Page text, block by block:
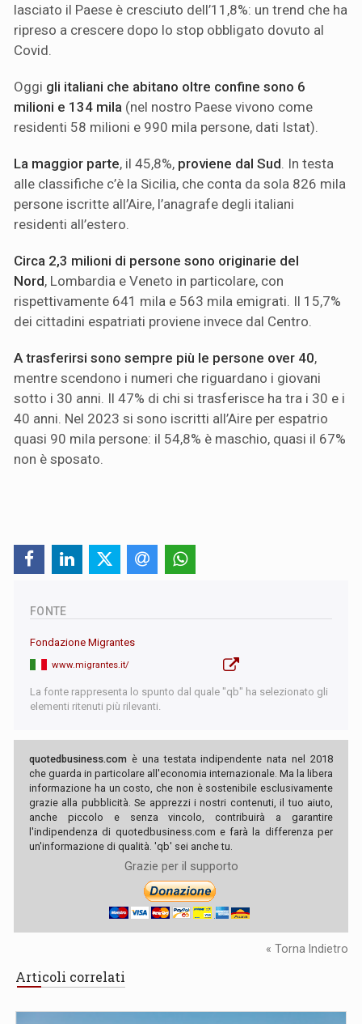
lasciato il Paese è cresciuto dell’11,8%: un trend che ha
ripreso a crescere dopo lo stop obbligato dovuto al
Covid.
Oggi gli italiani che abitano oltre confine sono 6
milioni e 134 mila (nel nostro Paese vivono come
residenti 58 milioni e 990 mila persone, dati Istat).
La maggior parte, il 45,8%, proviene dal Sud. In testa
alle classifiche c’è la Sicilia, che conta da sola 826 mila
persone iscritte all’Aire, l’anagrafe degli italiani
residenti all’estero.
Circa 2,3 milioni di persone sono originarie del
Nord, Lombardia e Veneto in particolare, con
rispettivamente 641 mila e 563 mila emigrati. Il 15,7%
dei cittadini espatriati proviene invece dal Centro.
A trasferirsi sono sempre più le persone over 40,
mentre scendono i numeri che riguardano i giovani
sotto i 30 anni. Il 47% di chi si trasferisce ha tra i 30 e i
40 anni. Nel 2023 si sono iscritti all’Aire per espatrio
quasi 90 mila persone: il 54,8% è maschio, quasi il 67%
non è sposato.
FONTE
Fondazione Migrantes
www.migrantes.it/
La fonte rappresenta lo spunto dal quale "qb" ha selezionato gli
elementi ritenuti più rilevanti.
quotedbusiness.com è una testata indipendente nata nel 2018
che guarda in particolare all'economia internazionale. Ma la libera
informazione ha un costo, che non è sostenibile esclusivamente
grazie alla pubblicità. Se apprezzi i nostri contenuti, il tuo aiuto,
anche piccolo e senza vincolo, contribuirà a garantire
l'indipendenza di quotedbusiness.com e farà la differenza per
un'informazione di qualità. 'qb' sei anche tu.
Grazie per il supporto
« Torna Indietro
Articoli correlati